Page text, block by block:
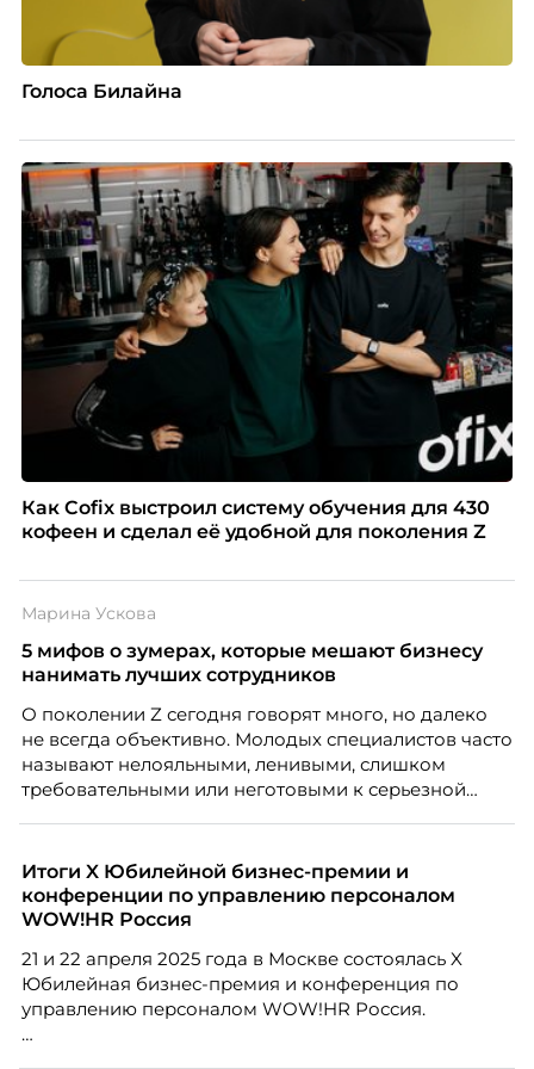
Голоса Билайна
Как Cofix выстроил систему обучения для 430
кофеен и сделал её удобной для поколения Z
Марина Ускова
5 мифов о зумерах, которые мешают бизнесу
нанимать лучших сотрудников
О поколении Z сегодня говорят много, но далеко
не всегда объективно. Молодых специалистов часто
называют нелояльными, ленивыми, слишком
требовательными или неготовыми к серьезной
кадровых ошибок. В этой статье Марина Ускова,
руководитель отдела подбора персонала
рекрутинговой компании, разбирает самые
почему устаревшие представления мешают
бизнесу находить и удерживать сильных
сотрудников.
Итоги X Юбилейной бизнес-премии и
конференции по управлению персоналом
WOW!HR Россия
21 и 22 апреля 2025 года в Москве состоялась X
Юбилейная бизнес-премия и конференция по
управлению персоналом WOW!HR Россия.